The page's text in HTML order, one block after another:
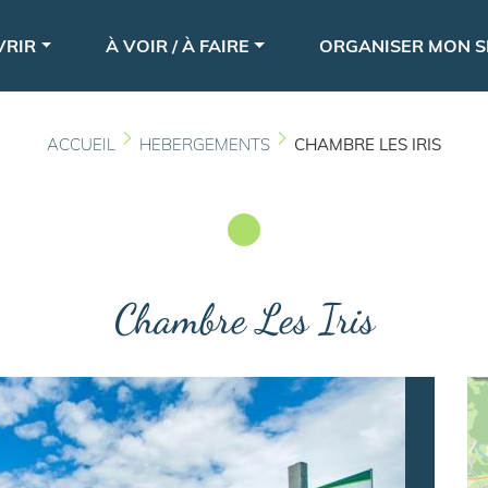
au
principal
À VOIR / À FAIRE ORGANISER MON
ACCUEIL HEBERGEMENTS CHAMBRE LES IRIS
Chambre Les Iris